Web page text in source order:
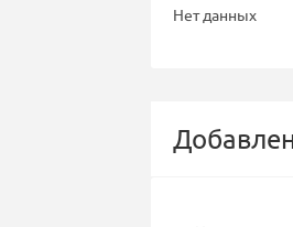
Нет данных